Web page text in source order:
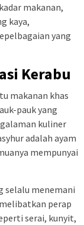
makanan,
kaya,
yang
Kerabu
makanan khas
pauk yang
kuliner
adalah ayam
mempunyai
selalu menemani
perap
serai, kunyit,